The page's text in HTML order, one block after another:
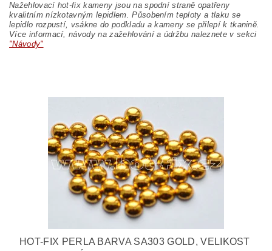
Nažehlovací hot-fix kameny jsou na spodní straně opatřeny
kvalitním nízkotavným lepidlem. Působením teploty a tlaku se
lepidlo rozpustí, vsákne do podkladu a kameny se přilepí k tkanině.
Více informací, návody na zažehlování a údržbu naleznete v sekci
"Návody"
HOT-FIX PERLA BARVA SA303 GOLD, VELIKOST